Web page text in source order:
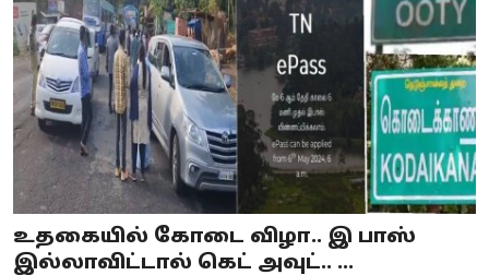
உதகையில் கோடை விழா.. இ பாஸ்
இல்லாவிட்டால் கெட் அவுட்.. ...